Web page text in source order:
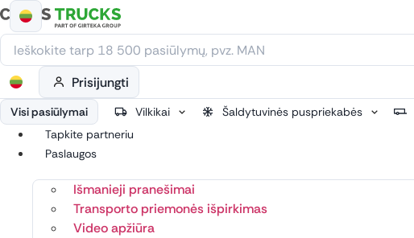
Eiti
prie
turinio
Prisijungti
Visi pasiūlymai Vilkikai Šaldytuvinės puspriekabės
Tapkite partneriu
Paslaugos
Išmanieji pranešimai
Transporto priemonės išpirkimas
Video apžiūra